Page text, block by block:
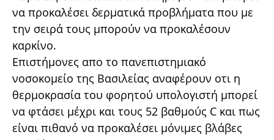
να προκαλέσει δερματικά προβλήματα που με
την σειρά τους μπορούν να προκαλέσουν
καρκίνο.
Επιστήμονες απο το πανεπιστημιακό
νοσοκομείο της Βασιλείας αναφέρουν οτι η
θερμοκρασία του φορητού υπολογιστή μπορεί
να φτάσει μέχρι και τους 52 βαθμούς C και πως
είναι πιθανό να προκαλέσει μόνιμες βλάβες